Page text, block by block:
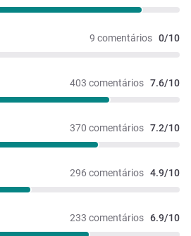
9 comentários 0/10
403 comentários 7.6/10
370 comentários 7.2/10
296 comentários 4.9/10
233 comentários 6.9/10